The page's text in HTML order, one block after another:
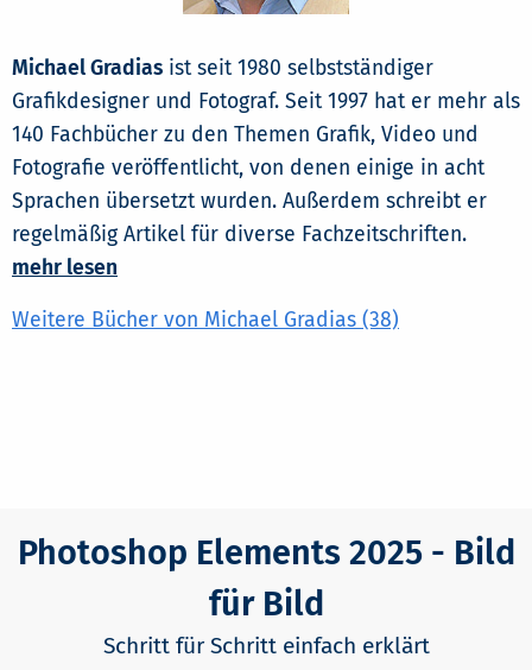
Michael Gradias ist seit 1980 selbstständiger
Grafikdesigner und Fotograf. Seit 1997 hat er mehr als
140 Fachbücher zu den Themen Grafik, Video und
Fotografie veröffentlicht, von denen einige in acht
Sprachen übersetzt wurden. Außerdem schreibt er
regelmäßig Artikel für diverse Fachzeitschriften.
mehr lesen
Weitere Bücher von Michael Gradias (38)
Photoshop Elements 2025 - Bild
für Bild
Schritt für Schritt einfach erklärt